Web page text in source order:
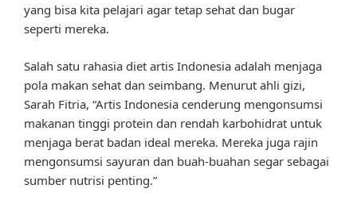
yang bisa kita pelajari agar tetap sehat dan bugar
seperti mereka.
Salah satu rahasia diet artis Indonesia adalah menjaga
pola makan sehat dan seimbang. Menurut ahli gizi,
Sarah Fitria, “Artis Indonesia cenderung mengonsumsi
makanan tinggi protein dan rendah karbohidrat untuk
menjaga berat badan ideal mereka. Mereka juga rajin
mengonsumsi sayuran dan buah-buahan segar sebagai
sumber nutrisi penting.”